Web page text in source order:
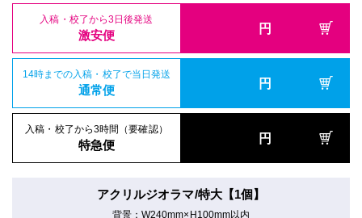
入稿・校了から3日後発送
激安便 円
14時までの入稿・校了で当日発送
通常便 円
入稿・校了から3時間（要確認）
特急便 円
アクリルジオラマ/特大【1個】
背景：W240mm×H100mm以内